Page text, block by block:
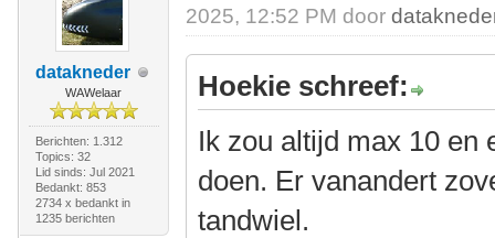
datakneder
WAWelaar
Berichten: 1.312
Topics: 32
Lid sinds: Jul 2021
Bedankt: 853
2734 x bedankt in
1235 berichten
2025, 12:52 PM door
Hoekie schreef:
Ik zou altijd max 10 en
doen. Er vanandert
tandwiel.